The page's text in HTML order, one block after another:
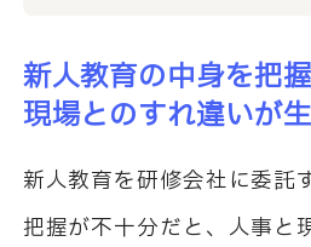
新人教育の中身を把
現場とのすれ違いが
新人教育を研修会社に委託
把握が不十分だと、人事と